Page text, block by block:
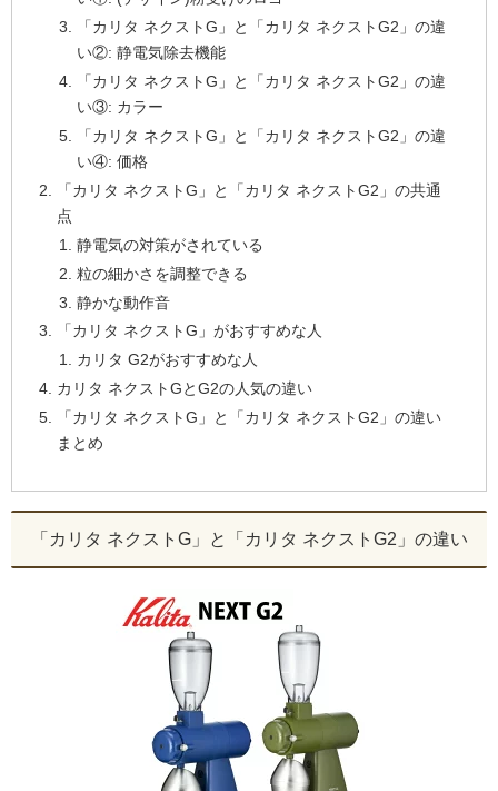
「カリタ ネクストG」と「カリタ ネクストG2」の違
い②: 静電気除去機能
「カリタ ネクストG」と「カリタ ネクストG2」の違
い③: カラー
「カリタ ネクストG」と「カリタ ネクストG2」の違
い④: 価格
「カリタ ネクストG」と「カリタ ネクストG2」の共通
点
静電気の対策がされている
粒の細かさを調整できる
静かな動作音
「カリタ ネクストG」がおすすめな人
カリタ G2がおすすめな人
カリタ ネクストGとG2の人気の違い
「カリタ ネクストG」と「カリタ ネクストG2」の違い
まとめ
「カリタ ネクストG」と「カリタ ネクストG2」の違い